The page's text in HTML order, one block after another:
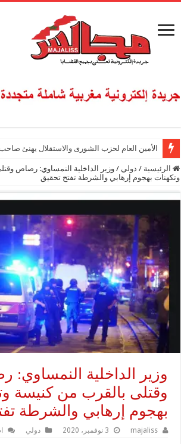
الأمين العام لحزب الشورى والاستقلال يهنئ
الرئيسية / دولي / وزير الداخلية النمساوي: رصاص
وتكهنات بهجوم إرهابي والشرطة تفتح تحقيق
وزير الداخلية النمساوي:
وقتلى بالقرب من كنيسة
بهجوم إرهابي والشرطة
majaliss 3 نوفمبر، 2020 دولي